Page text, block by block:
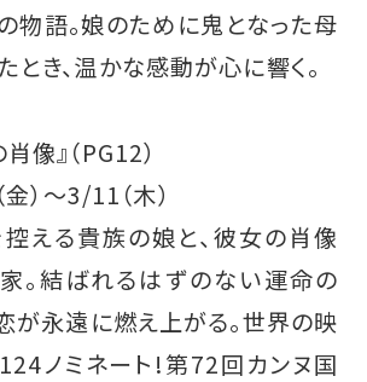
物語。娘のために鬼となった母
とき、温かな感動が心に響く。
像』（PG12）
）～3/11（木）
える貴族の娘と、彼女の肖像
。結ばれるはずのない運命の
が永遠に燃え上がる。世界の映
ノミネート!第72回カンヌ国